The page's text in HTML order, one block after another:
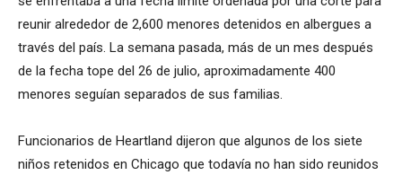
reunir alrededor de 2,600 menores detenidos en albergues a
través del país. La semana pasada, más de un mes después
de la fecha tope del 26 de julio, aproximadamente 400
menores seguían separados de sus familias.
Funcionarios de Heartland dijeron que algunos de los siete
niños retenidos en Chicago que todavía no han sido reunidos